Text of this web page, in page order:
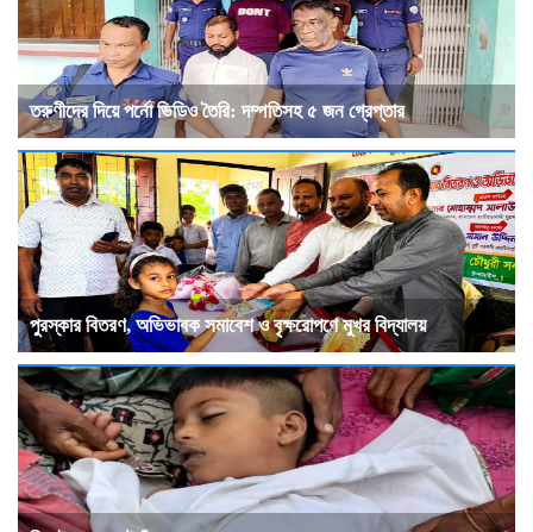
তরুণীদের দিয়ে পর্নো ভিডিও তৈরি: দম্পতিসহ ৫ জন গ্রেপ্তার
পুরস্কার বিতরণ, অভিভাবক সমাবেশ ও বৃক্ষরোপণে মুখর বিদ্যালয়